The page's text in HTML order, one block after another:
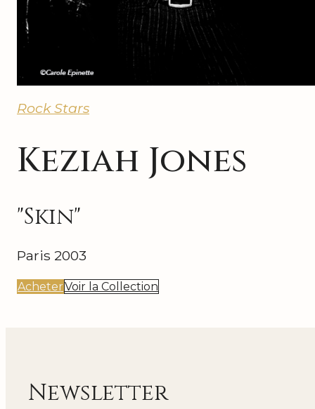
Rock Stars
Keziah Jones
"Skin"
Paris 2003
AcheterVoir la Collection
Newsletter